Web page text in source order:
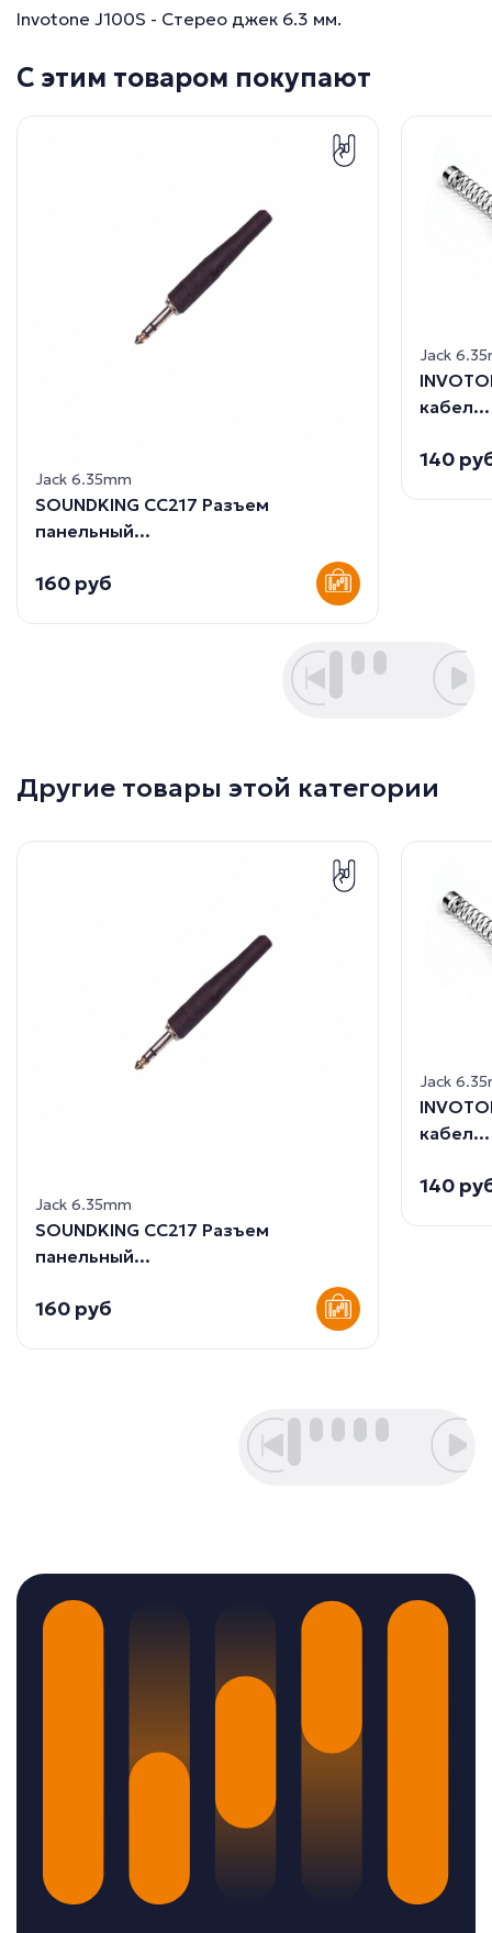
Invotone J100S - Стерео джек 6.3 мм.
С этим товаром покупают
Jack 6.35mm
SOUNDKING CC217 Разъем
панельный...
160 руб
Jack
кабел...
140
Другие товары этой категории
Jack 6.35mm
SOUNDKING CC217 Разъем
панельный...
160 руб
Jack
кабел...
140